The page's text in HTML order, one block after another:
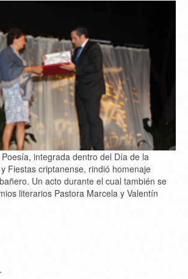
integrada dentro del Día de la
Fiestas criptanense, rindió homenaje
Un acto durante el cual también se
literarios Pastora Marcela y Valentín